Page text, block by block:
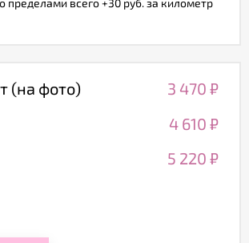
пределами всего +30 руб. за километр
(на фото) 3 470 ₽
4 610 ₽
5 220 ₽